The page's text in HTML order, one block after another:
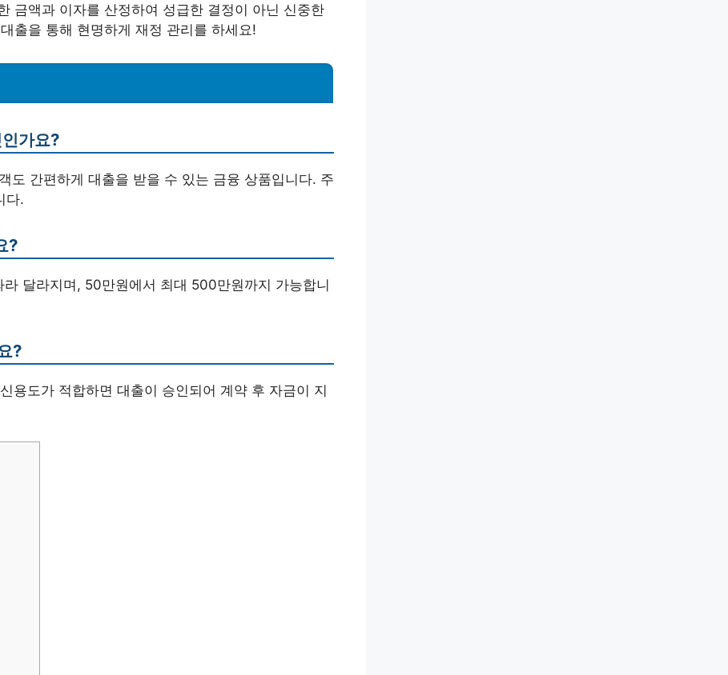
금액과 이자를 산정하여 성급한 결정이 아닌 신중한
출을 통해 현명하게 재정 관리를 하세요!
가요?
도 간편하게 대출을 받을 수 있는 금융 상품입니다. 주
다.
?
달라지며, 50만원에서 최대 500만원까지 가능합니
?
용도가 적합하면 대출이 승인되어 계약 후 자금이 지